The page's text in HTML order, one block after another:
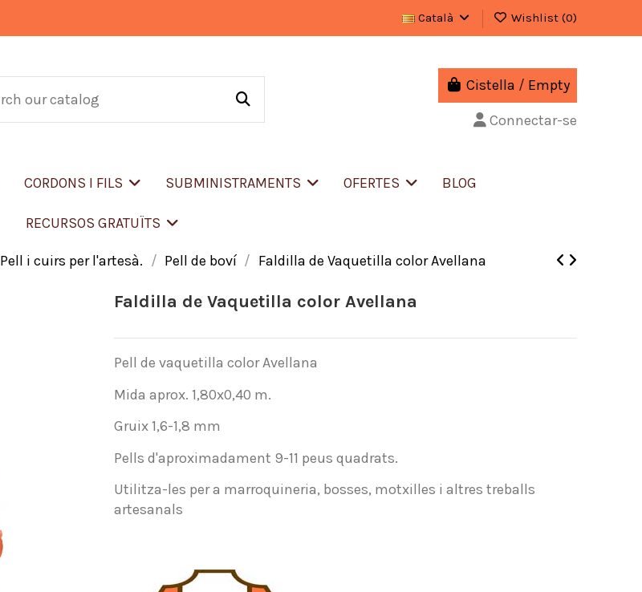
Català Wishlist (0)
Cistella / Empty
Connectar-se
CORDONS I FILS SUBMINISTRAMENTS OFERTES BLOG
RECURSOS GRATUÏTS
Pell i cuirs per l'artesà. Pell de boví Faldilla de Vaquetilla color Avellana
Faldilla de Vaquetilla color Avellana
Pell de vaquetilla color Avellana
Mida aprox. 1,80x0,40 m.
Gruix 1,6-1,8 mm
Pells d'aproximadament 9-11 peus quadrats.
Utilitza-les per a marroquineria, bosses, motxilles i altres treballs
artesanals